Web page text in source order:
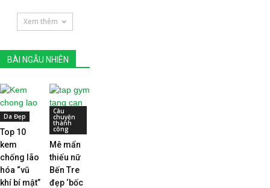
Xem thêm
BÀI NGẪU NHIÊN
Da Đẹp
Top 10
kem
chống lão
hóa “vũ
khí bí mật”
Câu
chuyện
thành
công
Mê mẩn
thiếu nữ
Bến Tre
đẹp ‘bốc